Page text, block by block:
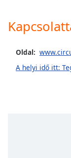
Audio
Track
Picture-
in-
Picture
Fullscreen
Oldal:
A helyi idő itt: